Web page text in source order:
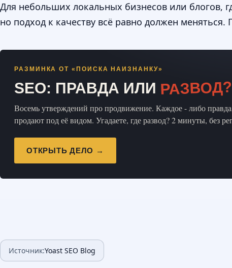
Для небольших локальных бизнесов или блогов,
но подход к качеству всё равно должен
РАЗМИНКА ОТ «ПОИСКА НАИЗНАНКУ»
SEO: ПРАВДА ИЛИ РАЗВОД?
Восемь утверждений про продвижение. Каждое - либо
продают под её видом. Угадаете, где развод? 2 минуты, без
ОТКРЫТЬ ДЕЛО →
Источник:Yoast SEO Blog